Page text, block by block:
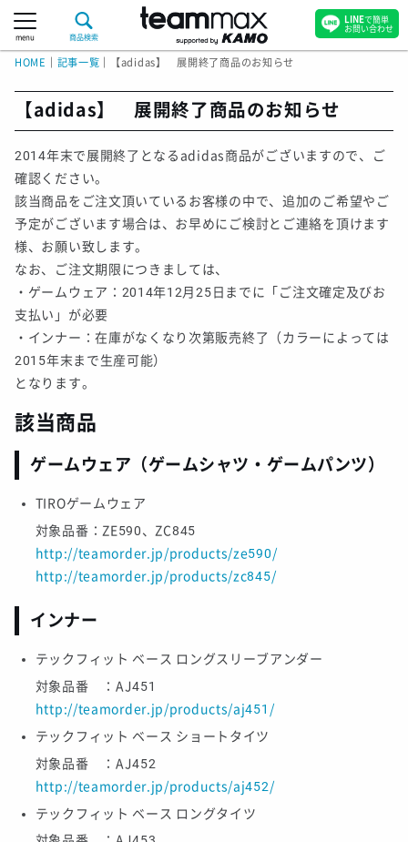
menu 商品検索
HOME 記事一覧 【adidas】 展開終了商品のお知らせ
【adidas】 展開終了商品のお知らせ
2014年末で展開終了となるadidas商品がございますので、ご
確認ください。
該当商品をご注文頂いているお客様の中で、追加のご希望やご
予定がございます場合は、お早めにご検討とご連絡を頂けます
様、お願い致します。
なお、ご注文期限につきましては、
・ゲームウェア：2014年12月25日までに「ご注文確定及びお
支払い」が必要
・インナー：在庫がなくなり次第販売終了（カラーによっては
2015年末まで生産可能）
となります。
該当商品
ゲームウェア（ゲームシャツ・ゲームパンツ）
TIROゲームウェア
対象品番：ZE590、ZC845
http://teamorder.jp/products/ze590/
http://teamorder.jp/products/zc845/
インナー
テックフィット ベース ロングスリーブアンダー
対象品番 ：AJ451
http://teamorder.jp/products/aj451/
テックフィット ベース ショートタイツ
対象品番 ：AJ452
http://teamorder.jp/products/aj452/
テックフィット ベース ロングタイツ
LINEで簡単
お問い合わせ